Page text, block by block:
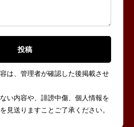
は、管理者が確認した後掲載させ
い内容や、誹謗中傷、個人情報を
見送りますことご了承ください。